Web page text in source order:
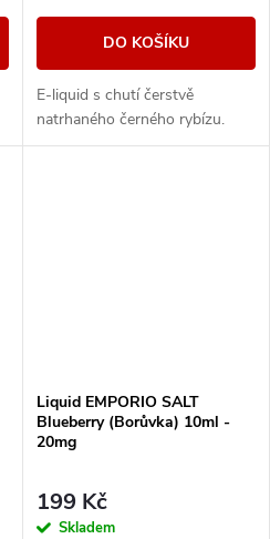
DO KOŠÍKU
E-liquid s chutí čerstvě
natrhaného černého rybízu.
Liquid EMPORIO SALT
Blueberry (Borůvka) 10ml -
20mg
199 Kč
Skladem